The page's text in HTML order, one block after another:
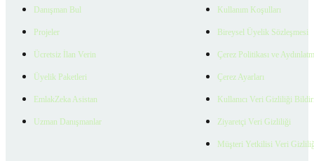
Danışman Bul
Projeler
Ücretsiz İlan Verin
Üyelik Paketleri
EmlakZeka Asistan
Uzman Danışmanlar
Kullanım Koşulları
Bireysel Üyelik Sözleşmesi
Çerez Politikası ve
Çerez Ayarları
Kullanıcı Veri Gizliliği
Ziyaretçi Veri Gizliliği
Müşteri Yetkilisi Veri